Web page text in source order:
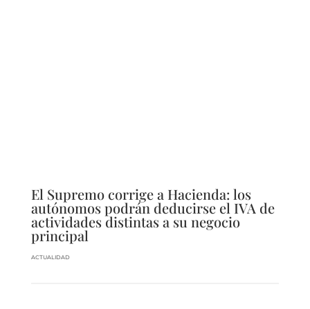
El Supremo corrige a Hacienda: los
autónomos podrán deducirse el IVA de
actividades distintas a su negocio
principal
ACTUALIDAD